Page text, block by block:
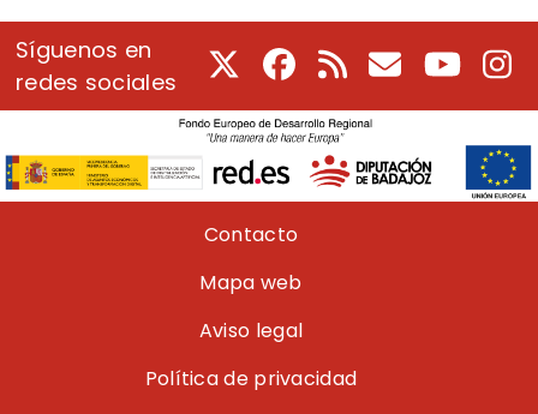
Síguenos en
redes sociales
Facebook
RSS CorreoYoutube
Pie de páginaContacto
Mapa web
Aviso legal
Política de privacidad